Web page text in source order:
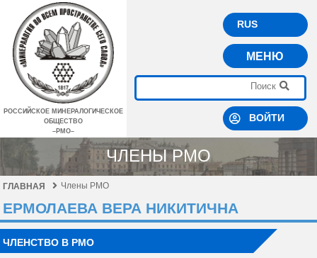
РОССИЙСКОЕ МИНЕРАЛОГИЧЕСКОЕ
ОБЩЕСТВО
–РМО–
RUS
МЕНЮ
ВОЙТИ
ЧЛЕНЫ РМО
ГЛАВНАЯ Члены РМО
ЕРМОЛАЕВА ВЕРА НИКИТИЧНА
ЧЛЕНСТВО В РМО